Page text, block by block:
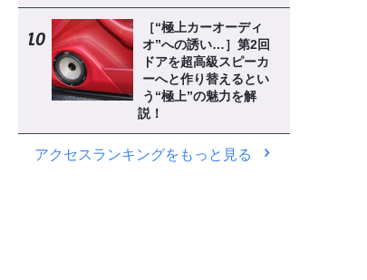
［“極上カーオーディ
オ”への誘い…］第2回
ドアを超高級スピーカ
ーへと作り替えるとい
う“極上”の魅力を解
説！
アクセスランキングをもっと見る